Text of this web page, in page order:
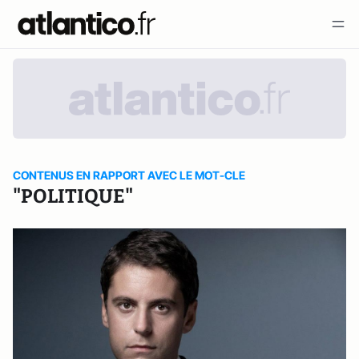
CONTENUS EN RAPPORT AVEC LE MOT-CLE
"POLITIQUE"